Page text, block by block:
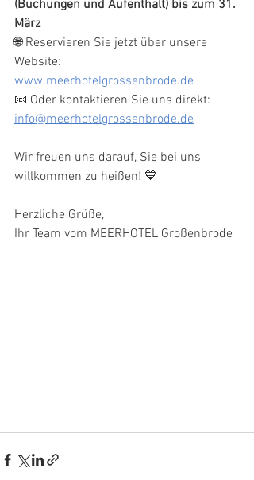
(Buchungen und Aufenthalt) bis zum 31.
März
🌐 Reservieren Sie jetzt über unsere
Website:
www.meerhotelgrossenbrode.de
📧 Oder kontaktieren Sie uns direkt:
info@meerhotelgrossenbrode.de
Wir freuen uns darauf, Sie bei uns
willkommen zu heißen! 💙
Herzliche Grüße,
Ihr Team vom MEERHOTEL Großenbrode